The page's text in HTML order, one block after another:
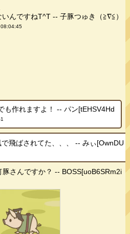
んですねT^T -- 子豚つゅき（≧∇≦）
も作れますよ！ -- パン[tEHSV4Hd
飛ばされてた、、、 -- みぃ[OwnDU
豚さんですか？ -- BOSS[uoB6SRm2i